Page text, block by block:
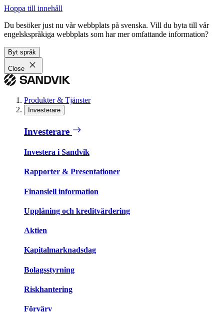
Hoppa till innehåll
Du besöker just nu vår webbplats på svenska. Vill du byta till vår
engelskspråkiga webbplats som har mer omfattande information?
Byt språk
Close
Produkter & Tjänster
Investerare
Investerare
Investera i Sandvik
Rapporter & Presentationer
Finansiell information
Upplåning och kreditvärdering
Aktien
Kapitalmarknadsdag
Bolagsstyrning
Riskhantering
Förvärv